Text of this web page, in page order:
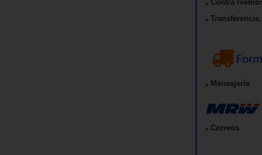
Contra
Transferencia
Mensajería
Correos